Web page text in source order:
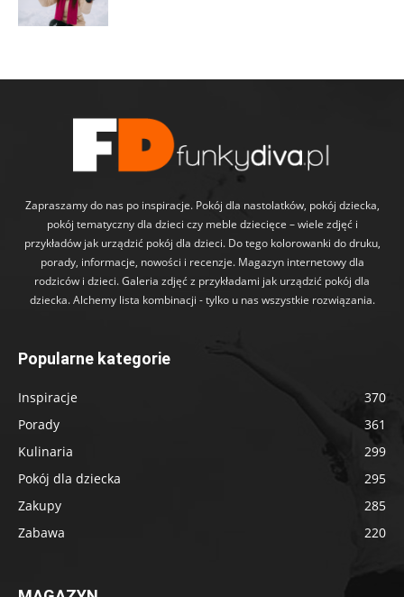
Zapraszamy do nas po inspiracje. Pokój dla nastolatków, pokój dziecka,
pokój tematyczny dla dzieci czy meble dziecięce – wiele zdjęć i
przykładów jak urządzić pokój dla dzieci. Do tego kolorowanki do druku,
porady, informacje, nowości i recenzje. Magazyn internetowy dla
rodziców i dzieci. Galeria zdjęć z przykładami jak urządzić pokój dla
dziecka. Alchemy lista kombinacji - tylko u nas wszystkie rozwiązania.
Popularne kategorie
Inspiracje
370
Porady
361
Kulinaria
299
Pokój dla dziecka
295
Zakupy
285
Zabawa
220